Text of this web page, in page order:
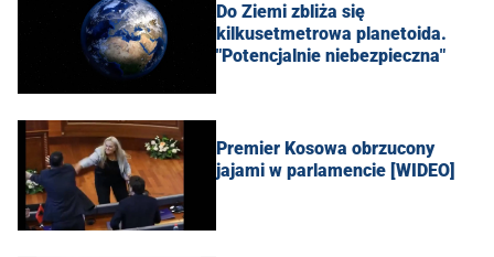
Do Ziemi zbliża się
kilkusetmetrowa planetoida.
"Potencjalnie niebezpieczna"
Premier Kosowa obrzucony
jajami w parlamencie [WIDEO]